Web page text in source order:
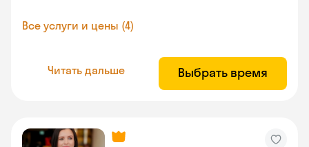
Все услуги и цены (4)
Читать дальше Выбрать время